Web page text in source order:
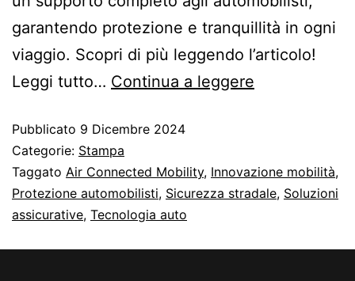
garantendo protezione e tranquillità in ogni
viaggio. Scopri di più leggendo l’articolo!
Leggi tutto… Continua a leggere
Pubblicato 9 Dicembre 2024
Categorie: Stampa
Taggato Air Connected Mobility, Innovazione mobilità,
Protezione automobilisti, Sicurezza stradale, Soluzioni
assicurative, Tecnologia auto